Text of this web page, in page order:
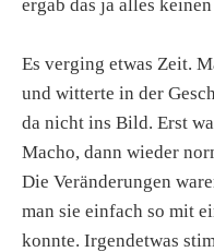
ergab das ja alles
Es verging etwas Zeit.
und witterte in der
da nicht ins Bild. Erst
Macho, dann wieder
Die Veränderungen
man sie einfach so mit
konnte. Irgendetwas